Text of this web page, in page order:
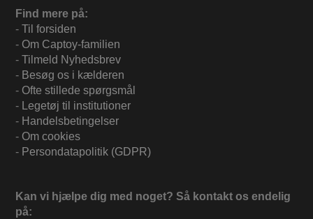
Find mere på:
- Til forsiden
- Om Captoy-familien
- Tilmeld Nyhedsbrev
- Besøg os i kælderen
- Ofte stillede spørgsmål
- Legetøj til institutioner
- Handelsbetingelser
- Om cookies
- Persondatapolitik (GDPR)
Kan vi hjælpe dig med noget? Så kontakt os endelig
på: